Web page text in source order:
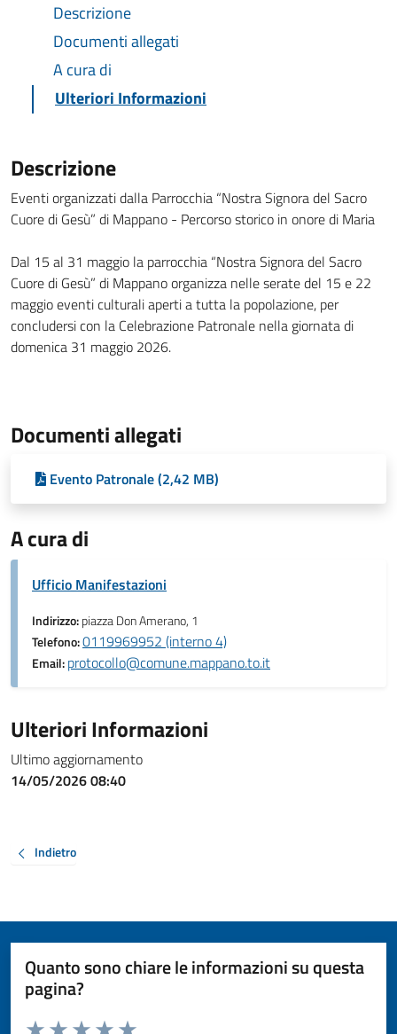
Descrizione
Documenti allegati
A cura di
Ulteriori Informazioni
Descrizione
Eventi organizzati dalla Parrocchia “Nostra Signora del Sacro
Cuore di Gesù” di Mappano - Percorso storico in onore di Maria
Dal 15 al 31 maggio la parrocchia “Nostra Signora del Sacro
Cuore di Gesù” di Mappano organizza nelle serate del 15 e 22
maggio eventi culturali aperti a tutta la popolazione, per
concludersi con la Celebrazione Patronale nella giornata di
domenica 31 maggio 2026.
Documenti allegati
Evento Patronale (2,42 MB)
A cura di
Ufficio Manifestazioni
Indirizzo:piazza Don Amerano, 1
Telefono:0119969952 (interno 4)
Email:protocollo@comune.mappano.to.it
Ulteriori Informazioni
Ultimo aggiornamento
14/05/2026 08:40
Indietro
Quanto sono chiare le informazioni su questa
pagina?
Valuta da 1 a 5 stelle la pagina